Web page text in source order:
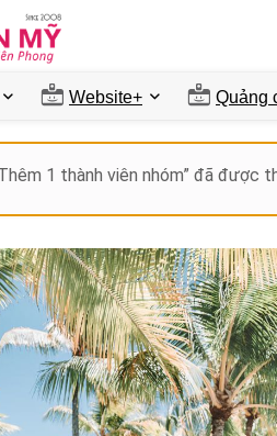
Website+ Quảng
1 thành viên nhóm” đã được